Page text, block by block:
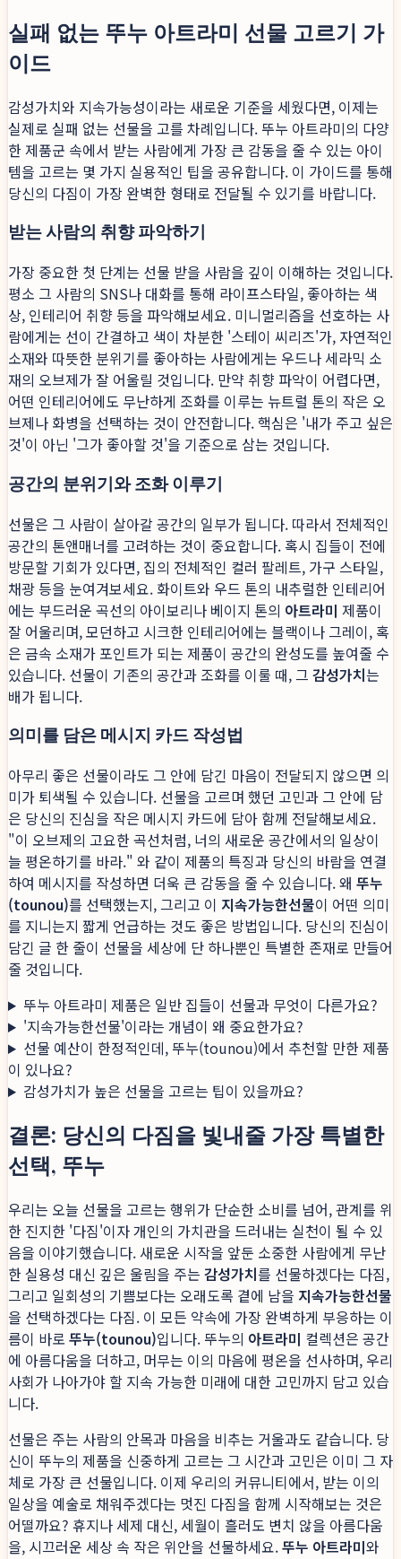
실패 없는 뚜누 아트라미 선물 고르기 가
이드
감성가치와 지속가능성이라는 새로운 기준을 세웠다면, 이제는
실제로 실패 없는 선물을 고를 차례입니다. 뚜누 아트라미의 다양
한 제품군 속에서 받는 사람에게 가장 큰 감동을 줄 수 있는 아이
템을 고르는 몇 가지 실용적인 팁을 공유합니다. 이 가이드를 통해
당신의 다짐이 가장 완벽한 형태로 전달될 수 있기를 바랍니다.
받는 사람의 취향 파악하기
가장 중요한 첫 단계는 선물 받을 사람을 깊이 이해하는 것입니다.
평소 그 사람의 SNS나 대화를 통해 라이프스타일, 좋아하는 색
상, 인테리어 취향 등을 파악해보세요. 미니멀리즘을 선호하는 사
람에게는 선이 간결하고 색이 차분한 '스테이 씨리즈'가, 자연적인
소재와 따뜻한 분위기를 좋아하는 사람에게는 우드나 세라믹 소
재의 오브제가 잘 어울릴 것입니다. 만약 취향 파악이 어렵다면,
어떤 인테리어에도 무난하게 조화를 이루는 뉴트럴 톤의 작은 오
브제나 화병을 선택하는 것이 안전합니다. 핵심은 '내가 주고 싶은
것'이 아닌 '그가 좋아할 것'을 기준으로 삼는 것입니다.
공간의 분위기와 조화 이루기
선물은 그 사람이 살아갈 공간의 일부가 됩니다. 따라서 전체적인
공간의 톤앤매너를 고려하는 것이 중요합니다. 혹시 집들이 전에
방문할 기회가 있다면, 집의 전체적인 컬러 팔레트, 가구 스타일,
채광 등을 눈여겨보세요. 화이트와 우드 톤의 내추럴한 인테리어
에는 부드러운 곡선의 아이보리나 베이지 톤의 아트라미 제품이
잘 어울리며, 모던하고 시크한 인테리어에는 블랙이나 그레이, 혹
은 금속 소재가 포인트가 되는 제품이 공간의 완성도를 높여줄 수
있습니다. 선물이 기존의 공간과 조화를 이룰 때, 그 감성가치는
배가 됩니다.
의미를 담은 메시지 카드 작성법
아무리 좋은 선물이라도 그 안에 담긴 마음이 전달되지 않으면 의
미가 퇴색될 수 있습니다. 선물을 고르며 했던 고민과 그 안에 담
은 당신의 진심을 작은 메시지 카드에 담아 함께 전달해보세요.
"이 오브제의 고요한 곡선처럼, 너의 새로운 공간에서의 일상이
늘 평온하기를 바라." 와 같이 제품의 특징과 당신의 바람을 연결
하여 메시지를 작성하면 더욱 큰 감동을 줄 수 있습니다. 왜 뚜누
(tounou)를 선택했는지, 그리고 이 지속가능한선물이 어떤 의미
를 지니는지 짧게 언급하는 것도 좋은 방법입니다. 당신의 진심이
담긴 글 한 줄이 선물을 세상에 단 하나뿐인 특별한 존재로 만들어
줄 것입니다.
뚜누 아트라미 제품은 일반 집들이 선물과 무엇이 다른가요?
'지속가능한선물'이라는 개념이 왜 중요한가요?
선물 예산이 한정적인데, 뚜누(tounou)에서 추천할 만한 제품
이 있나요?
감성가치가 높은 선물을 고르는 팁이 있을까요?
결론: 당신의 다짐을 빛내줄 가장 특별한
선택, 뚜누
우리는 오늘 선물을 고르는 행위가 단순한 소비를 넘어, 관계를 위
한 진지한 '다짐'이자 개인의 가치관을 드러내는 실천이 될 수 있
음을 이야기했습니다. 새로운 시작을 앞둔 소중한 사람에게 무난
한 실용성 대신 깊은 울림을 주는 감성가치를 선물하겠다는 다짐,
그리고 일회성의 기쁨보다는 오래도록 곁에 남을 지속가능한선물
을 선택하겠다는 다짐. 이 모든 약속에 가장 완벽하게 부응하는 이
름이 바로 뚜누(tounou)입니다. 뚜누의 아트라미 컬렉션은 공간
에 아름다움을 더하고, 머무는 이의 마음에 평온을 선사하며, 우리
사회가 나아가야 할 지속 가능한 미래에 대한 고민까지 담고 있습
니다.
선물은 주는 사람의 안목과 마음을 비추는 거울과도 같습니다. 당
신이 뚜누의 제품을 신중하게 고르는 그 시간과 고민은 이미 그 자
체로 가장 큰 선물입니다. 이제 우리의 커뮤니티에서, 받는 이의
일상을 예술로 채워주겠다는 멋진 다짐을 함께 시작해보는 것은
어떨까요? 휴지나 세제 대신, 세월이 흘러도 변치 않을 아름다움
을, 시끄러운 세상 속 작은 위안을 선물하세요.뚜누 아트라미와